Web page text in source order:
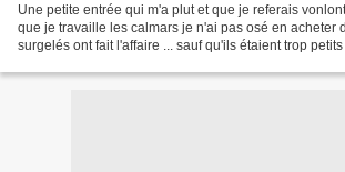
Une petite entrée qui m'a plut et que je referais
que je travaille les calmars je n'ai pas osé en acheter
surgelés ont fait l'affaire ... sauf qu'ils étaient trop petits